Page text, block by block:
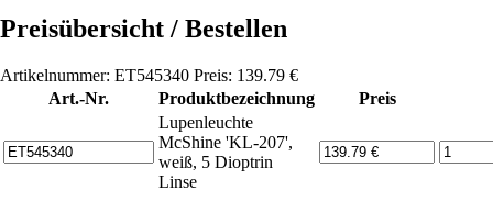
Preisübersicht / Bestellen
Artikelnummer: ET545340 Preis: 139.79 €
Art.-Nr.
Produktbezeichnung
Preis
Lupenleuchte
McShine 'KL-207',
weiß, 5 Dioptrin
Linse